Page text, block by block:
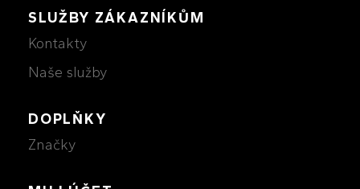
SLUŽBY ZÁKAZNÍKŮM
Kontakty
Naše služby
DOPLŇKY
Značky